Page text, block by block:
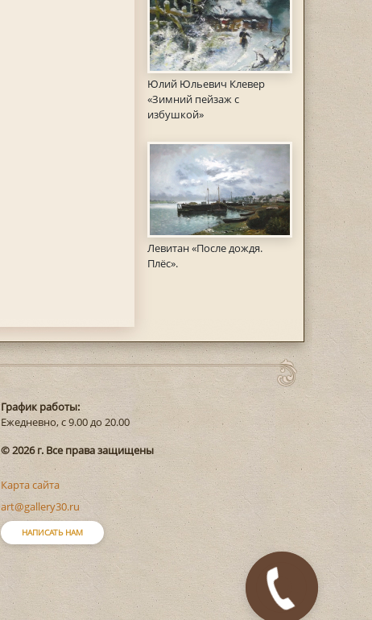
Юлий Юльевич Клевер
«Зимний пейзаж с
избушкой»
Левитан «После дождя.
Плёс».
График работы:
Ежедневно, с 9.00 до 20.00
© 2026 г. Все права защищены
Карта сайта
art@gallery30.ru
НАПИСАТЬ НАМ